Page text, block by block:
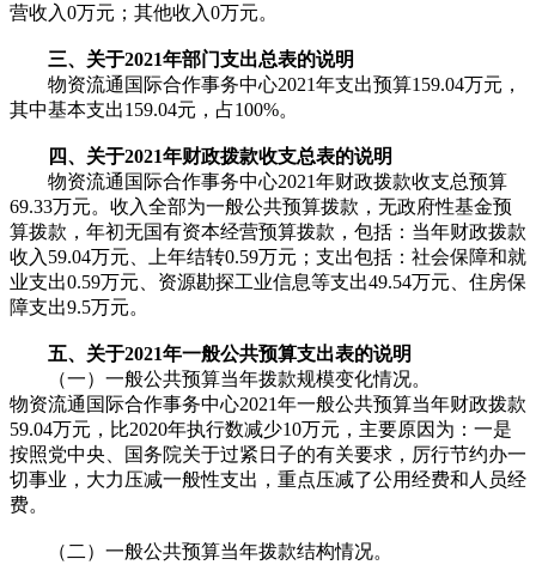
营收入0万元；其他收入0万元。
三、关于2021年部门支出总表的说明
物资流通国际合作事务中心2021年支出预算159.04万元，
其中基本支出159.04元，占100%。
四、关于2021年财政拨款收支总表的说明
物资流通国际合作事务中心2021年财政拨款收支总预算
69.33万元。收入全部为一般公共预算拨款，无政府性基金预
算拨款，年初无国有资本经营预算拨款，包括：当年财政拨款
收入59.04万元、上年结转0.59万元；支出包括：社会保障和就
业支出0.59万元、资源勘探工业信息等支出49.54万元、住房保
障支出9.5万元。
五、关于2021年一般公共预算支出表的说明
（一）一般公共预算当年拨款规模变化情况。
物资流通国际合作事务中心2021年一般公共预算当年财政拨款
59.04万元，比2020年执行数减少10万元，主要原因为：一是
按照党中央、国务院关于过紧日子的有关要求，厉行节约办一
切事业，大力压减一般性支出，重点压减了公用经费和人员经
费。
（二）一般公共预算当年拨款结构情况。